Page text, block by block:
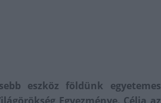
eszköz földünk egyetemes